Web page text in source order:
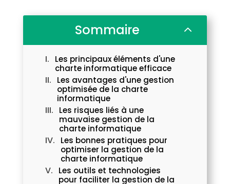
Sommaire 2
Les principaux éléments d'une
charte informatique efficace
Les avantages d'une gestion
optimisée de la charte
informatique
Les risques liés à une
mauvaise gestion de la
charte informatique
Les bonnes pratiques pour
optimiser la gestion de la
charte informatique
Les outils et technologies
pour faciliter la gestion de la